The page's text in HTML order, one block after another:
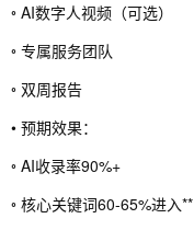
◦ AI数字人视频（可选）
◦ 专属服务团队
◦ 双周报告
• 预期效果：
◦ AI收录率90%+
◦ 核心关键词60-65%进入**